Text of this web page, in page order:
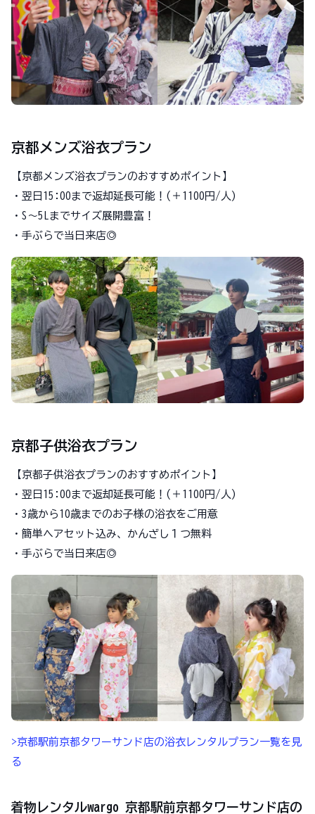
京都メンズ浴衣プラン
【京都メンズ浴衣プランのおすすめポイント】
・翌日15:00まで返却延長可能！(＋1100円/人)
・S～5Lまでサイズ展開豊富！
・手ぶらで当日来店◎
京都子供浴衣プラン
【京都子供浴衣プランのおすすめポイント】
・翌日15:00まで返却延長可能！(＋1100円/人)
・3歳から10歳までのお子様の浴衣をご用意
・簡単ヘアセット込み、かんざし１つ無料
・手ぶらで当日来店◎
>京都駅前京都タワーサンド店の浴衣レンタルプラン一覧を見
る
着物レンタルwargo 京都駅前京都タワーサンド店の